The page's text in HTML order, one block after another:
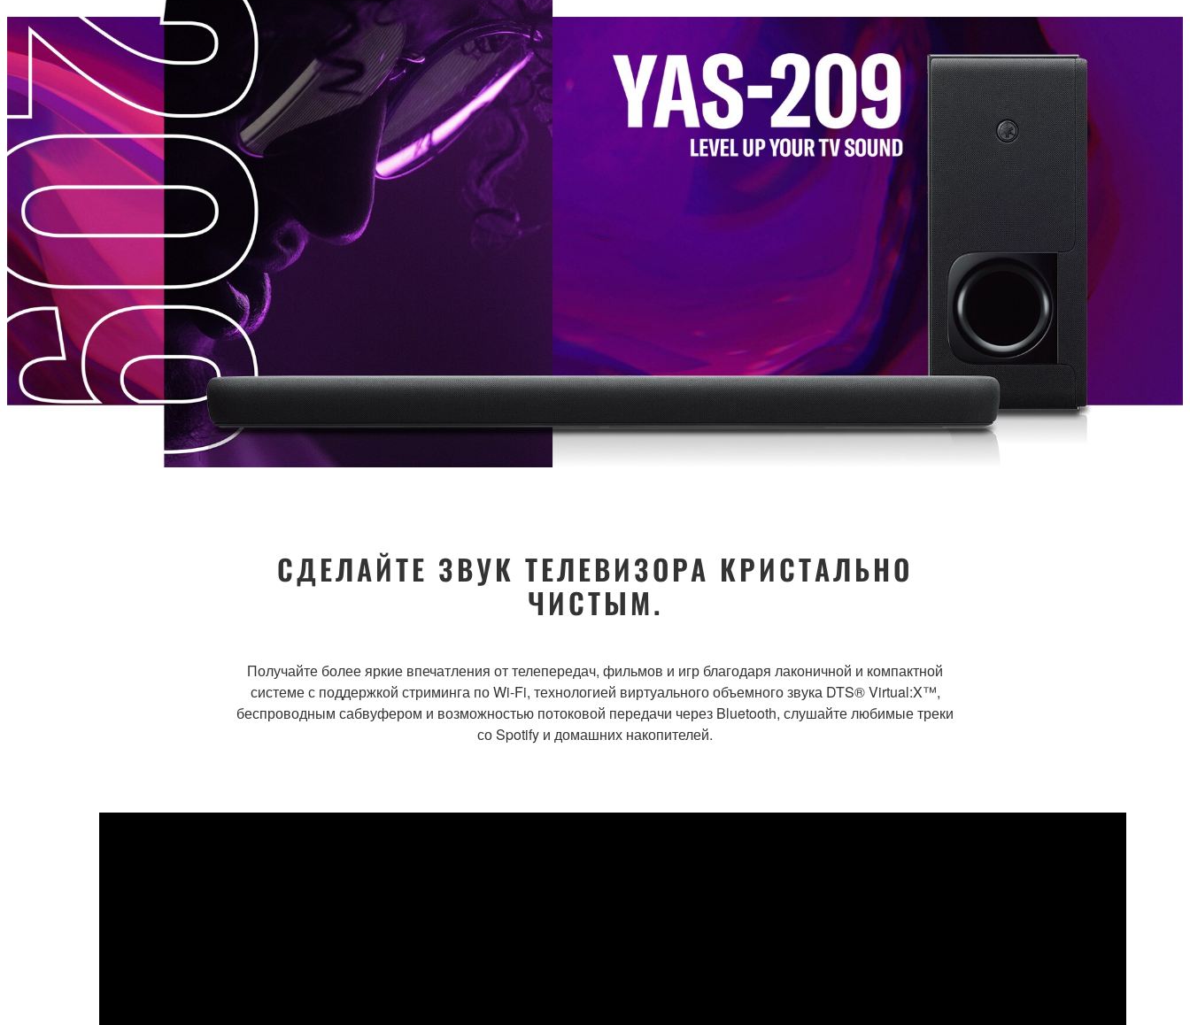
СДЕЛАЙТЕ ЗВУК ТЕЛЕВИЗОРА КРИСТАЛЬНО
ЧИСТЫМ.
Получайте более яркие впечатления от телепередач, фильмов и игр благодаря лаконичной и компактной
системе с поддержкой стриминга по Wi-Fi, технологией виртуального объемного звука DTS® Virtual:X™,
беспроводным сабвуфером и возможностью потоковой передачи через Bluetooth, слушайте любимые треки
со Spotify и домашних накопителей.